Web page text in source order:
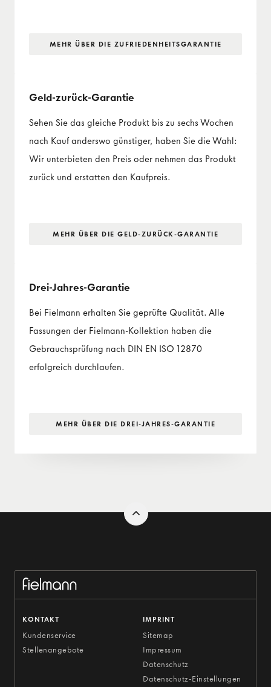
MEHR ÜBER DIE ZUFRIEDENHEITS­GARANTIE
Geld-zurück-Garantie
Sehen Sie das gleiche Produkt bis zu sechs Wochen
nach Kauf anderswo günstiger, haben Sie die Wahl:
Wir unterbieten den Preis oder nehmen das Produkt
zurück und erstatten den Kaufpreis.
MEHR ÜBER DIE GELD-ZURÜCK-GARANTIE
Drei-Jahres-Garantie
Bei Fielmann erhalten Sie geprüfte Qualität. Alle
Fassungen der Fielmann-Kollektion haben die
Gebrauchsprüfung nach DIN EN ISO 12870
erfolgreich durchlaufen.
MEHR ÜBER DIE DREI-JAHRES-GARANTIE
KONTAKT
Kundenservice
Stellenangebote
IMPRINT
Sitemap
Impressum
Datenschutz
Datenschutz-Einstellungen